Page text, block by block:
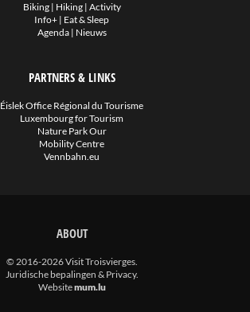
Biking| Hiking| Activity
Info+ | Eat & Sleep
Agenda| Nieuws
PARTNERS & LINKS
Éislek Office Régional du Tourisme
Luxembourg for Tourism
Nature Park Our
Mobility Centre
Vennbahn.eu
ABOUT
© 2016-2026 Visit Troisvierges.
Juridische bepalingen & Privacy.
Websitemum.lu